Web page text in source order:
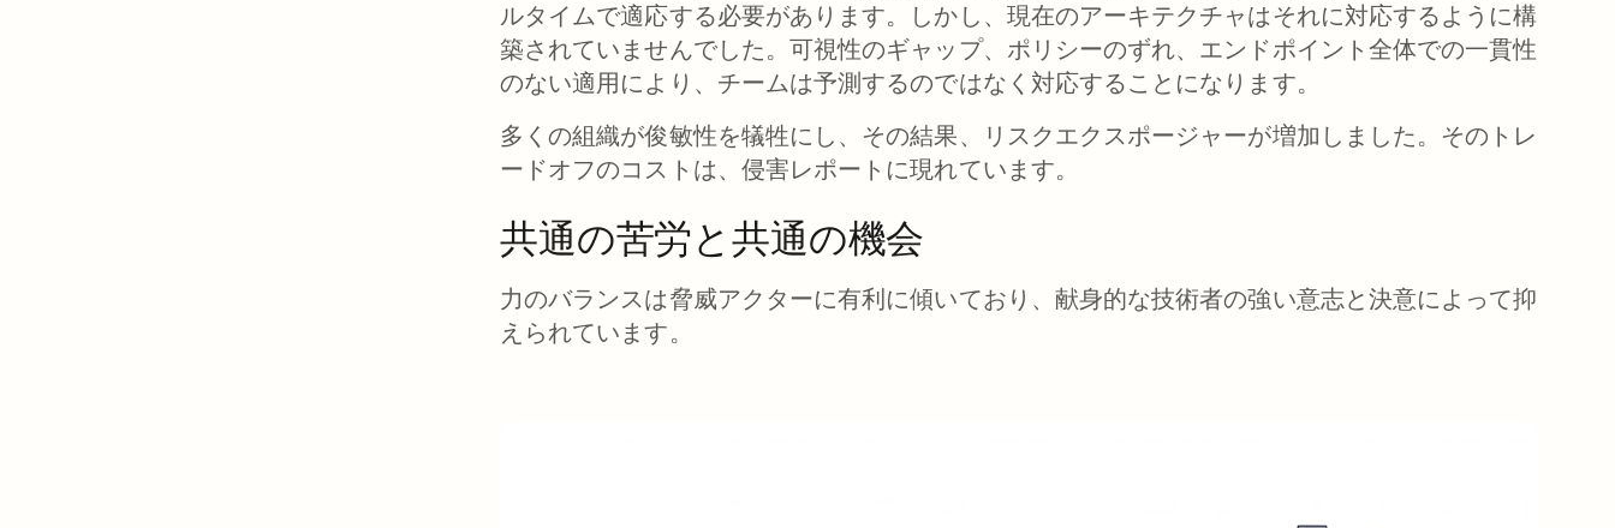
ルタイムで適応する必要があります。しかし、現在のアーキテクチャはそれに対応するように構
築されていませんでした。可視性のギャップ、ポリシーのずれ、エンドポイント全体での一貫性
のない適用により、チームは予測するのではなく対応することになります。
多くの組織が俊敏性を犠牲にし、その結果、リスクエクスポージャーが増加しました。そのトレ
ードオフのコストは、侵害レポートに現れています。
共通の苦労と共通の機会
力のバランスは脅威アクターに有利に傾いており、献身的な技術者の強い意志と決意によって抑
えられています。